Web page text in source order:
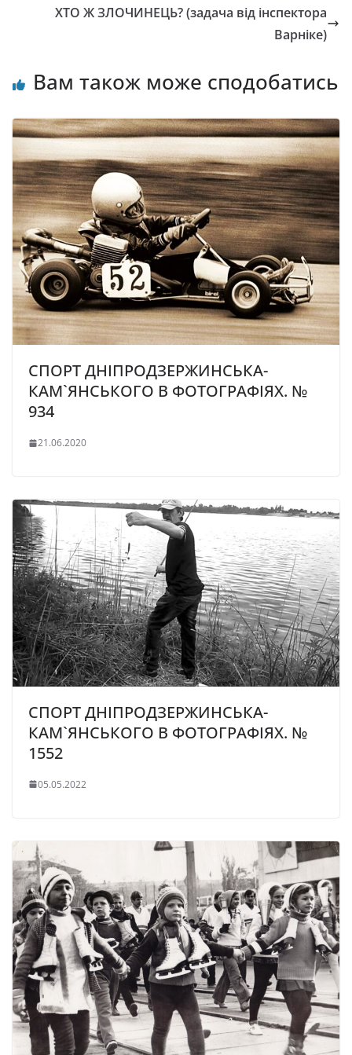
ХТО Ж ЗЛОЧИНЕЦЬ? (задача від інспектора
Варніке)
Вам також може сподобатись
СПОРТ ДНІПРОДЗЕРЖИНСЬКА-
КАМ`ЯНСЬКОГО В ФОТОГРАФІЯХ. №
934
21.06.2020
СПОРТ ДНІПРОДЗЕРЖИНСЬКА-
КАМ`ЯНСЬКОГО В ФОТОГРАФІЯХ. №
1552
05.05.2022